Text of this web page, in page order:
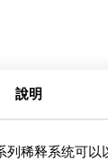
說明
列稀释系统可以